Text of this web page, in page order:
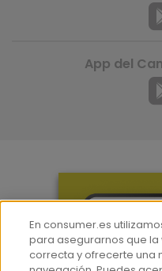
App del
En consumer.es
para asegurarnos que
correcta y ofrecerte una